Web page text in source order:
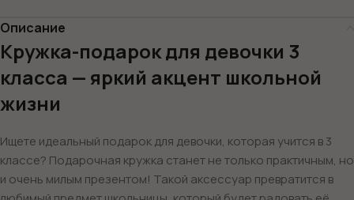
Описание
Кружка-подарок для девочки 3
класса — яркий акцент школьной
жизни
Ищете идеальный подарок для девочки, которая учится в 3
классе? Подарочная кружка станет не только практичным, но
и очень милым презентом! Такой аксессуар превратится в